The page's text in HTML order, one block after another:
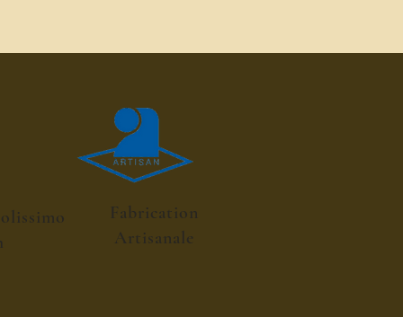
Fabrication
Artisanale